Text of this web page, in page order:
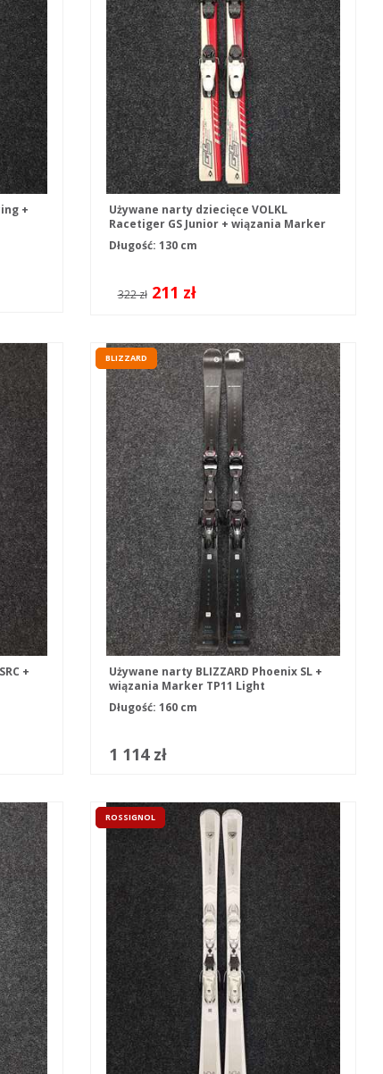
+
Używane narty dziecięce VOLKL
Racetiger GS Junior + wiązania Marker
4.5
Długość: 130 cm
322 zł 211 zł
+
BLIZZARD
Używane narty BLIZZARD Phoenix SL +
wiązania Marker TP11 Light
Długość: 160 cm
1 114 zł
ROSSIGNOL